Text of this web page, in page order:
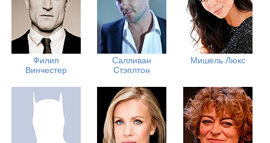
Филип
Винчестер
Салливан
Стэплтон
Мишель Люкс